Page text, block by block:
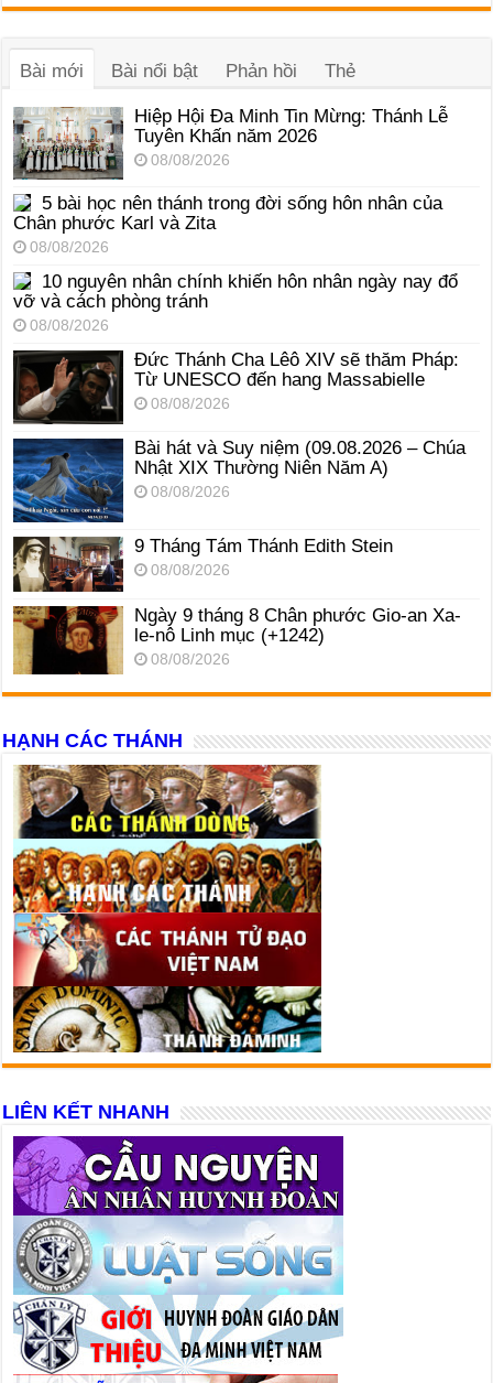
âm
Bài mới
Bài nổi bật Phản hồi Thẻ
Hiệp Hội Đa Minh Tin Mừng: Thánh Lễ
Tuyên Khấn năm 2026
08/08/2026
5 bài học nên thánh trong đời sống hôn nhân của
Chân phước Karl và Zita
08/08/2026
10 nguyên nhân chính khiến hôn nhân ngày nay đổ
vỡ và cách phòng tránh
08/08/2026
Đức Thánh Cha Lêô XIV sẽ thăm Pháp:
Từ UNESCO đến hang Massabielle
08/08/2026
Bài hát và Suy niệm (09.08.2026 – Chúa
Nhật XIX Thường Niên Năm A)
08/08/2026
9 Tháng Tám Thánh Edith Stein
08/08/2026
Ngày 9 tháng 8 Chân phước Gio-an Xa-
le-nô Linh mục (+1242)
08/08/2026
HẠNH CÁC THÁNH
LIÊN KẾT NHANH